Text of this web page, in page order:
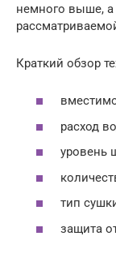
немного выше, а
Краткий обзор
расход
уровень
тип
защита